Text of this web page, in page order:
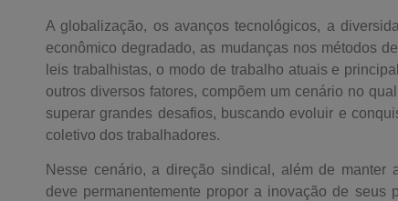
A globalização, os avanços tecnológicos, a
econômico degradado, as mudanças nos métodos
leis trabalhistas, o modo de trabalho atuais e
outros diversos fatores, compõem um cenário no
superar grandes desafios, buscando evoluir e
coletivo dos trabalhadores.
Nesse cenário, a direção sindical, além de manter
deve permanentemente propor a inovação de seus